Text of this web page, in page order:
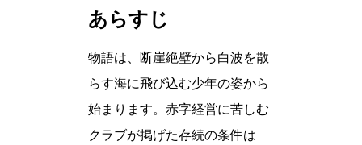
あらすじ
物語は、断崖絶壁から白波を散
らす海に飛び込む少年の姿から
始まります。赤字経営に苦しむ
クラブが掲げた存続の条件は